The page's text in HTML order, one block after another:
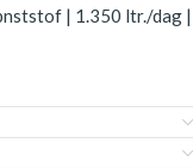
| 1.350 ltr./dag |